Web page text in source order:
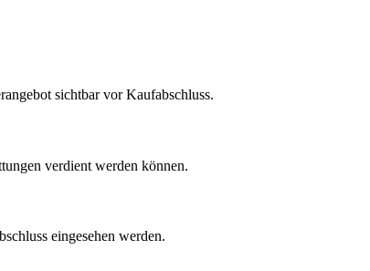
sichtbar vor Kaufabschluss.
verdient werden können.
eingesehen werden.